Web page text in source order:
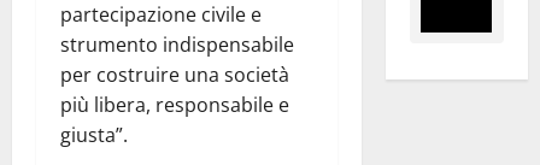
partecipazione civile e
strumento indispensabile
per costruire una società
più libera, responsabile e
giusta”.